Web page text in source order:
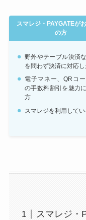
スマレジ・PAYGATEが
の方
野外やテーブル決済
を問わず決済に対応
電子マネー、QRコ
の手数料割引を魅力
方
スマレジを利用して
スマレジ・